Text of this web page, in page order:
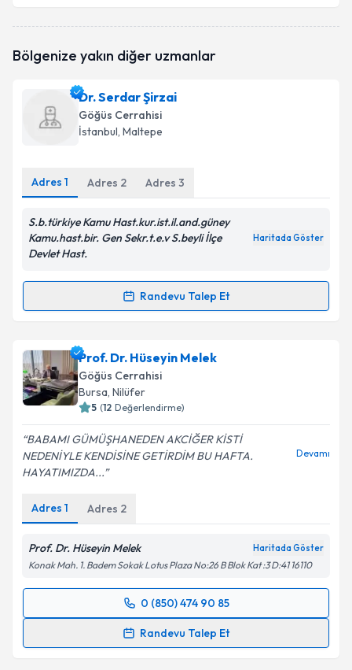
talebi oluşturun. Size bu uzmandan randevu almanız
bilgilendireceğiz.
E-posta Adresiniz
Kişisel verilerimin işlenmesine ilişkinAydınlatma
kapsamda işlenmesini kabul ediyorum.
Takvim Talebini Gönder
Bölgenize yakın diğer uzmanlar
Dr. Serdar Şirzai
Göğüs Cerrahisi
İstanbul, Maltepe
Adres 1 Adres 2 Adres 3
S.b.türkiye Kamu Hast.kur.ist.il.and.güney
Kamu.hast.bir. Gen Sekr.t.e.v S.beyli İlçe
Devlet Hast.
Haritada Göster
Randevu Talep Et
Randevu Takvimi Talebi
Dr. Serdar Şirzaiiçin randevu takvimi talebi
oluşturun. Size bu uzmandan randevu almanız için bir
takvim hazırlandığında e-posta ile bilgilendireceğiz.
Metni'ni okudum ve kişisel verilerimin belirtilen
kapsamda işlenmesini kabul ediyorum.
Prof. Dr. Hüseyin Melek
Göğüs Cerrahisi
Bursa, Nilüfer
5 (12 Değerlendirme)
BABAMI GÜMÜŞHANEDEN AKCİĞER KİSTİ
NEDENİYLE KENDİSİNE GETİRDİM BU HAFTA.
HAYATIMIZDA...
Devamı
Adres 1 Adres 2
Prof. Dr. Hüseyin Melek Haritada Göster
Konak Mah. 1. Badem Sokak Lotus Plaza No:26 B Blok Kat :3 D:41 16110
0 (850) 474 90 85
Randevu Talep Et
Randevu Takvimi Talebi